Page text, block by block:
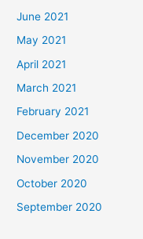
June 2021
May 2021
April 2021
March 2021
February 2021
December 2020
November 2020
October 2020
September 2020